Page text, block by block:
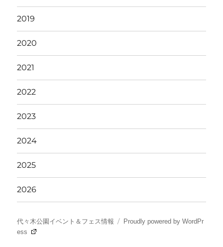
2019
2020
2021
2022
2023
2024
2025
2026
代々木公園イベント＆フェス情報
Proudly powered by WordPr
ess